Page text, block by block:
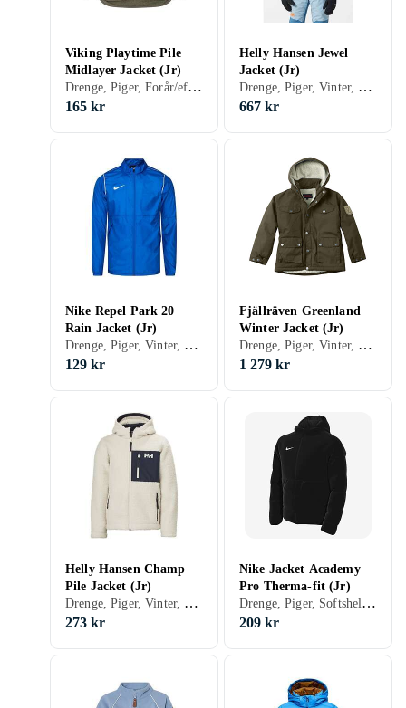
Viking Playtime Pile
Midlayer Jacket (Jr)
Drenge, Piger, Forår/efterår, Fleecetrøjer, 122, 128, 134, 140, 86, 92, 98, 104, 110, 116
165 kr
Helly Hansen Jewel
Jacket (Jr)
Drenge, Piger, Vinter, Skijakke, 176, 152, 158, 164, 128, 134, 140, 146
667 kr
Nike Repel Park 20
Rain Jacket (Jr)
Drenge, Piger, Vinter, Forår/efterår, Softshell/træningsjakke, 170, 152, 158, 164, 122, 128, 140, 116
129 kr
Fjällräven Greenland
Winter Jacket (Jr)
Drenge, Piger, Vinter, Forår/efterår, Softshell/træningsjakke, 152, 158, 122, 128, 134, 140, 146, 98, 100, 110, 116
1 279 kr
Helly Hansen Champ
Pile Jacket (Jr)
Drenge, Piger, Vinter, Forår/efterår, Softshell/træningsjakke, Fleecetrøjer, 152, 128, 140, 92, 104, 116
273 kr
Nike Jacket Academy
Pro Therma-fit (Jr)
Drenge, Piger, Softshell/træningsjakke, 170, 158, 122, 128
209 kr